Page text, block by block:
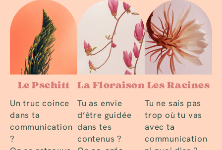
Le Pschitt
Un truc coince
dans ta
communication
?
La Floraison
Tu as envie
d’être guidée
dans tes
contenus ?
Les Racines
Tu ne sais pas
trop où tu vas
avec ta
communication